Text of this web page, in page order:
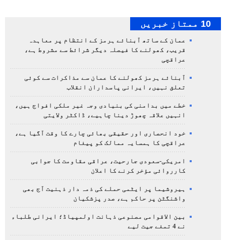
10 ممتاز خبریں
عمان کے ساتھ آبنائے ہرمز کے انتظام پر معاہدہ
قریب، کھولنے کا فیصلہ دیگر شرائط سے مشروط ہے،
عراقچی
آبنائے ہرمز کھولنے کا عمان سے مذاکرات سے کوئی
تعلق نہیں، ایرانی پاسداران انقلاب
خطے میں بدامنی کی بنیادی وجہ غیر ملکی افواج ہیں،
انہیں علاقہ چھوڑ دینا چاہیے، ڈاکٹر ولایتی
خود انحصاری اور حقیقی بھائی چارے کا وقت آگیا ہے،
عراقچی کا ہمسایہ ممالک کو پیغام
امریکی-سعودی جارحیت، عراقی مقاومت کا جوابی
کارروائی مؤخر کرنے کا اعلان
ہیروشیما پر ایٹمی حملے کی ذمہ دار ذہنیت آج بھی
واشنگٹن پر حاکم ہے، صدر پزشکیان
بین الاقوامی مصنوعی ذہانت اولمپیاڈ؛ ایرانی طلباء
نے 4 تمغے جیت لیے